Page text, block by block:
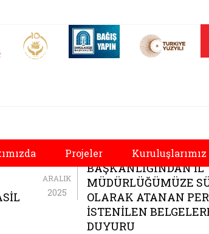
sekmede açılır)
AİLEM İletişim Merkezi (yeni sekmede açılır)
Aile ve Nüfus On Yılı (yeni sekmede açılır)
Darülaceze bağış sayfası
Projeler Kuruluşlarımız
19
ARALIK
2025
İL GÖÇ İDARESİ
BAŞKANLIĞINDAN İL
MÜDÜRLÜĞÜMÜZE
OLARAK ATANAN
İSTENİLEN
DUYURU